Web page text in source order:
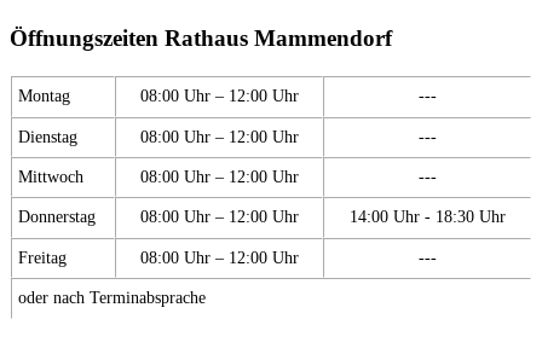
Öffnungszeiten Rathaus Mammendorf
Montag 08:00 Uhr – 12:00 Uhr ---
Dienstag 08:00 Uhr – 12:00 Uhr ---
Mittwoch 08:00 Uhr – 12:00 Uhr ---
Donnerstag 08:00 Uhr – 12:00 Uhr 14:00 Uhr - 18:30 Uhr
Freitag 08:00 Uhr – 12:00 Uhr ---
oder nach Terminabsprache